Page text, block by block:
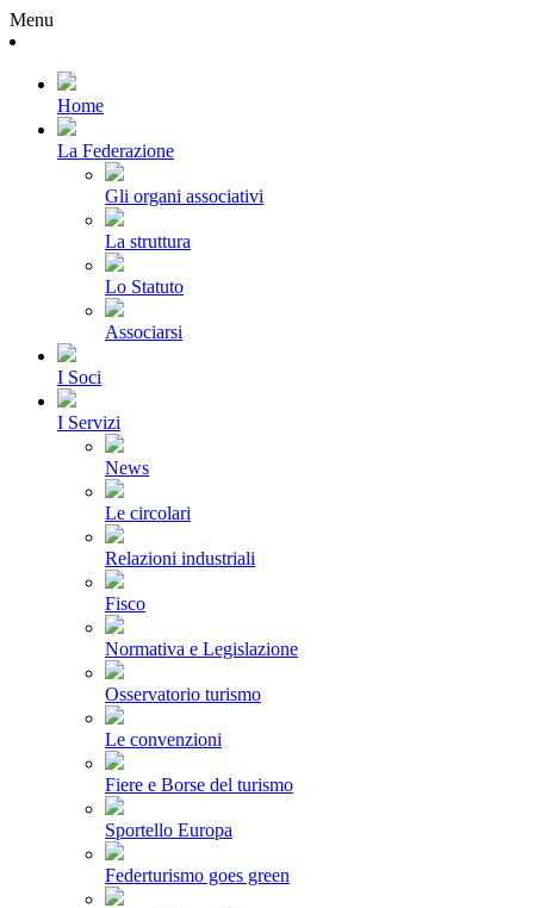
Menu
Home
La Federazione
Gli organi associativi
La struttura
Lo Statuto
Associarsi
I Soci
I Servizi
News
Le circolari
Relazioni industriali
Fisco
Normativa e Legislazione
Osservatorio turismo
Le convenzioni
Fiere e Borse del turismo
Sportello Europa
Federturismo goes green